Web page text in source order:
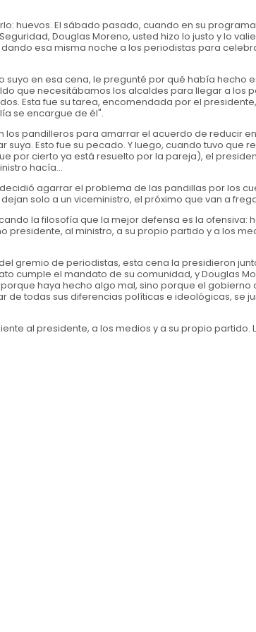
huevos. El sábado pasado, cuando en su
Douglas Moreno, usted hizo lo justo y lo
esa misma noche a los periodistas para
suyo en esa cena, le pregunté por qué había hecho
que necesitábamos los alcaldes para llegar a los
Esta fue su tarea, encomendada por el
se encargue de él".
los pandilleros para amarrar el acuerdo de reducir
suya. Esto fue su pecado. Y luego, cuando tuvo que
por cierto ya está resuelto por la pareja), el
hacía...
agarrar el problema de las pandillas por los
solo a un viceministro, el próximo que van a
la filosofía que la mejor defensa es la ofensiva:
presidente, al ministro, a su propio partido y a los
gremio de periodistas, esta cena la presidieron
cumple el mandato de su comunidad, y Douglas
haya hecho algo mal, sino porque el
de todas sus diferencias políticas e ideológicas, se
al presidente, a los medios y a su propio partido.